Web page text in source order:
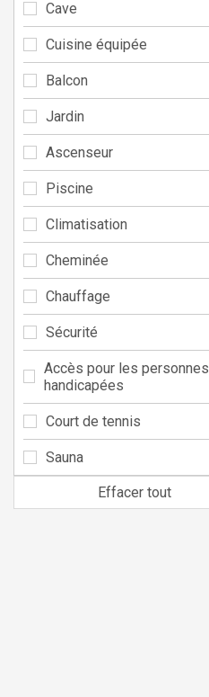
Cave
Cuisine équipée
Balcon
Jardin
Ascenseur
Piscine
Climatisation
Cheminée
Chauffage
Sécurité
Accès pour les personnes
handicapées
Court de tennis
Sauna
Effacer tout